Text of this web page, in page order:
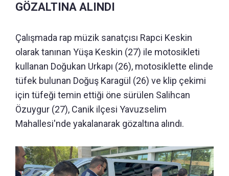
GÖZALTINA ALINDI
Çalışmada rap müzik sanatçısı Rapci Keskin
olarak tanınan Yüşa Keskin (27) ile motosikleti
kullanan Doğukan Urkapı (26), motosiklette elinde
tüfek bulunan Doğuş Karagül (26) ve klip çekimi
için tüfeği temin ettiği öne sürülen Salihcan
Özuygur (27), Canik ilçesi Yavuzselim
Mahallesi'nde yakalanarak gözaltına alındı.